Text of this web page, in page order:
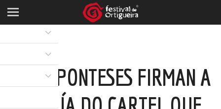
DOUS PONTESES FIRMAN A